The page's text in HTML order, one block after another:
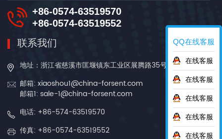
QQ在线客服
在线客服
在线客服
在线客服
在线客服
在线客服
+86-0574-63519570
+86-0574-63519552
联系我们
地址：浙江省慈溪市匡堰镇东工业区展腾路35号
邮箱: xiaoshou1@china-forsent.com
邮箱1: sale-1@china-forsent.com
电话: +86-574-63519570
传真: +86-0574-63519552